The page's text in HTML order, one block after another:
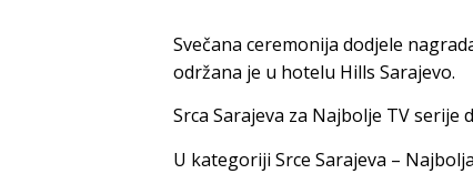
Svečana ceremonija dodjele
održana je u hotelu Hills Sarajevo.
Srca Sarajeva za Najbolje TV serije
U kategoriji Srce Sarajeva –